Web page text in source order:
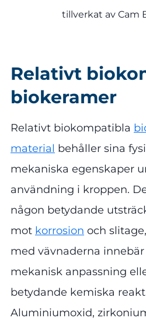
tillverkat av Cam
Relativt
biokeramer
Relativt biokompatibla
material behåller sina
mekaniska egenskaper
användning i kroppen.
någon betydande
mot korrosion och
med vävnaderna
mekanisk anpassning
betydande kemiska
Aluminiumoxid,